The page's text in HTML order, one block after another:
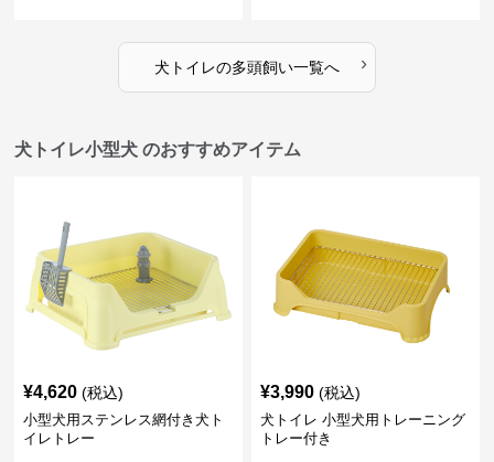
犬トイレの多頭飼い一覧へ ›
犬トイレ小型犬 のおすすめアイテム
¥4,620 (税込)
小型犬用ステンレス網付き犬ト
イレトレー
¥3,990 (税込)
犬トイレ 小型犬用トレーニング
トレー付き